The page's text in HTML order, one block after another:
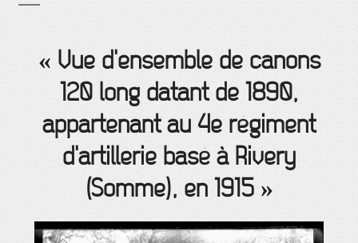
« Vue d'ensemble de canons
120 long datant de 1890,
appartenant au 4e régiment
d'artillerie basé à Rivery
(Somme), en 1915 »